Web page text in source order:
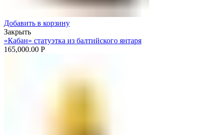
Добавить в корзину
Закрыть
«Кабан» статуэтка из балтийского янтаря
165,000.00 Р